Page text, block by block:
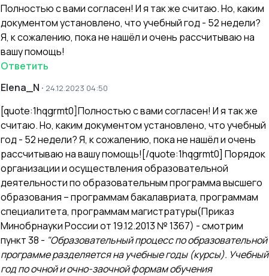
Полностью с вами согласен! И я так же считаю. Но, каким
документом установлено, что учебный год - 52 недели?
Я, к сожалению, пока не нашёл и очень рассчитываю на
вашу помощь!
Ответить
Elena_N · 24.12.2023 04:50
[quote:1hqgrmt0]Полностью с вами согласен! И я так же
считаю. Но, каким документом установлено, что учебный
год - 52 недели? Я, к сожалению, пока не нашёл и очень
рассчитываю на вашу помощь![/quote:1hqgrmt0] Порядок
организации и осуществления образовательной
деятельности по образовательным программа высшего
образования – программам бакалавриата, программам
специалитета, программам магистратуры(Приказ
Минобрнауки России от 19.12.2013 № 1367) - смотрим
пункт 38 - "Образовательный процесс по образовательной
программе разделяется на учебные годы (курсы). Учебный
год по очной и очно-заочной формам обучения